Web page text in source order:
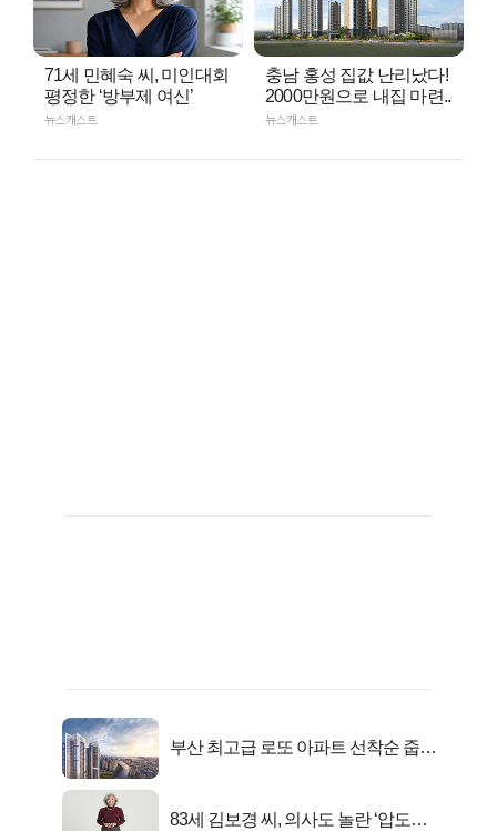
71세 민혜숙 씨, 미인대회
평정한 ‘방부제 여신’
뉴스캐스트
충남 홍성 집값 난리났다!
2000만원으로 내집 마련..
뉴스캐스트
부산 최고급 로또 아파트 선착순 줍줍
83세 김보경 씨, 의사도 놀란 ‘압도적